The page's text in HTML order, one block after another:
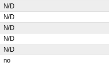
N/D
N/D
N/D
N/D
N/D
no